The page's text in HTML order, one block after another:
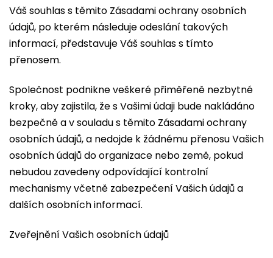
Váš souhlas s těmito Zásadami ochrany osobních
údajů, po kterém následuje odeslání takových
informací, představuje Váš souhlas s tímto
přenosem.
Společnost podnikne veškeré přiměřeně nezbytné
kroky, aby zajistila, že s Vašimi údaji bude nakládáno
bezpečně a v souladu s těmito Zásadami ochrany
osobních údajů, a nedojde k žádnému přenosu Vašich
osobních údajů do organizace nebo země, pokud
nebudou zavedeny odpovídající kontrolní
mechanismy včetně zabezpečení Vašich údajů a
dalších osobních informací.
Zveřejnění Vašich osobních údajů